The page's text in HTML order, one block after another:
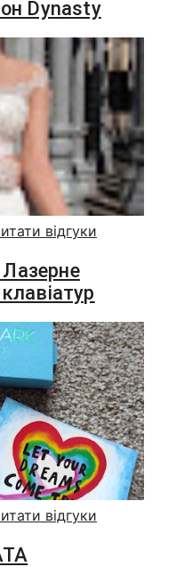
Dynasty
відгуки
відгуки